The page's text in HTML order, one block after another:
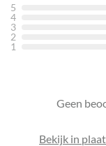
5
4
3
2
1
Geen
Bekijk in